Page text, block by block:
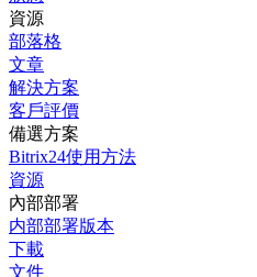
資源
部落格
文章
解決方案
客戶評價
備選方案
Bitrix24使用方法
資源
內部部署
内部部署版本
下載
文件